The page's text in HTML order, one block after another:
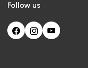
Follow us